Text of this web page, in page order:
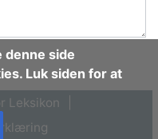
side
Luk siden for at
Leksikon